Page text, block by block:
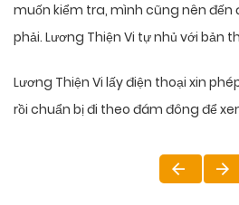
muốn kiểm tra, mình cũng nên đến
phải. Lương Thiện Vi tự nhủ với bản
Lương Thiện Vi lấy điện thoại xin
rồi chuẩn bị đi theo đám đông để